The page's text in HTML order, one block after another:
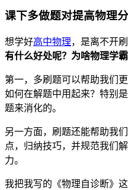
课下多做题对提高物理
想学好高中物理，是离不开
有什么好处呢？为啥物理学
第一，多刷题可以帮助我们
如何在解题中用起来？特别
题来消化的。
另一方面，刷题还能帮助我
点，归纳技巧，并规范我们
力。
我把我写的《物理自诊断》